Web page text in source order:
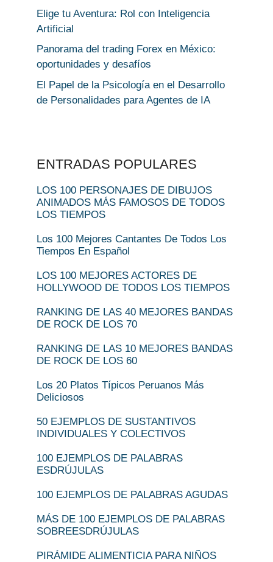
Elige tu Aventura: Rol con Inteligencia
Artificial
Panorama del trading Forex en México:
oportunidades y desafíos
El Papel de la Psicología en el Desarrollo
de Personalidades para Agentes de IA
ENTRADAS POPULARES
LOS 100 PERSONAJES DE DIBUJOS
ANIMADOS MÁS FAMOSOS DE TODOS
LOS TIEMPOS
Los 100 Mejores Cantantes De Todos Los
Tiempos En Español
LOS 100 MEJORES ACTORES DE
HOLLYWOOD DE TODOS LOS TIEMPOS
RANKING DE LAS 40 MEJORES BANDAS
DE ROCK DE LOS 70
RANKING DE LAS 10 MEJORES BANDAS
DE ROCK DE LOS 60
Los 20 Platos Típicos Peruanos Más
Deliciosos
50 EJEMPLOS DE SUSTANTIVOS
INDIVIDUALES Y COLECTIVOS
100 EJEMPLOS DE PALABRAS
ESDRÚJULAS
100 EJEMPLOS DE PALABRAS AGUDAS
MÁS DE 100 EJEMPLOS DE PALABRAS
SOBREESDRÚJULAS
PIRÁMIDE ALIMENTICIA PARA NIÑOS